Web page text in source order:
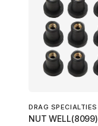
DRAG SPECIALTIES
NUT